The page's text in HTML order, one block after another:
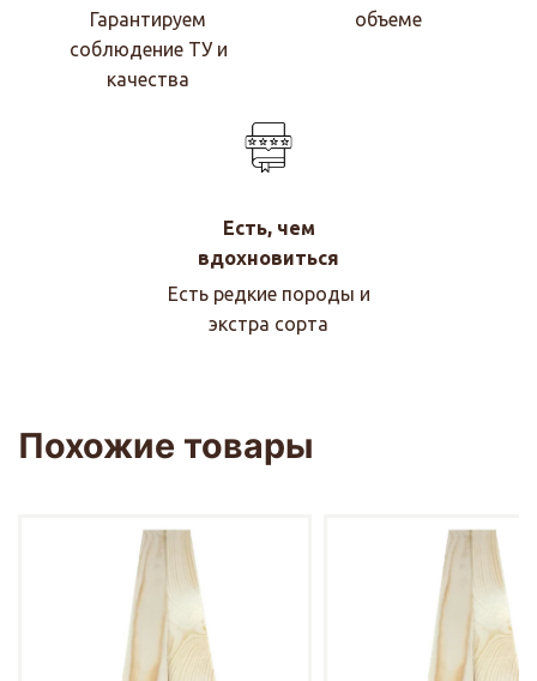
Гарантируем
соблюдение ТУ и
качества
объеме
Есть, чем
вдохновиться
Есть редкие породы и
экстра сорта
Похожие товары